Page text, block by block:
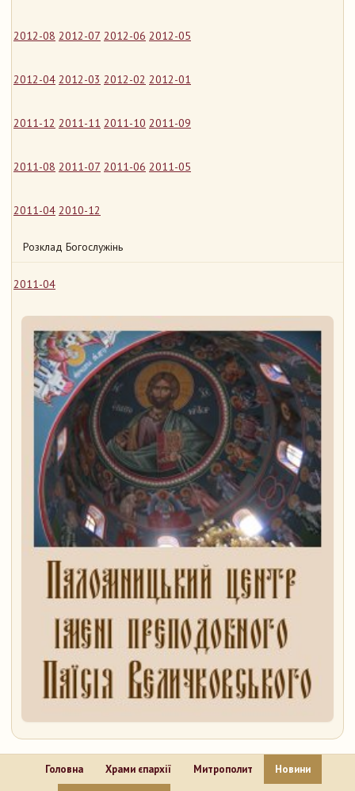
2012-08 2012-07 2012-06 2012-05
2012-04 2012-03 2012-02 2012-01
2011-12 2011-11 2011-10 2011-09
2011-08 2011-07 2011-06 2011-05
2011-04 2010-12
Розклад Богослужінь
2011-04
Головна Храми єпархії Митрополит Новини